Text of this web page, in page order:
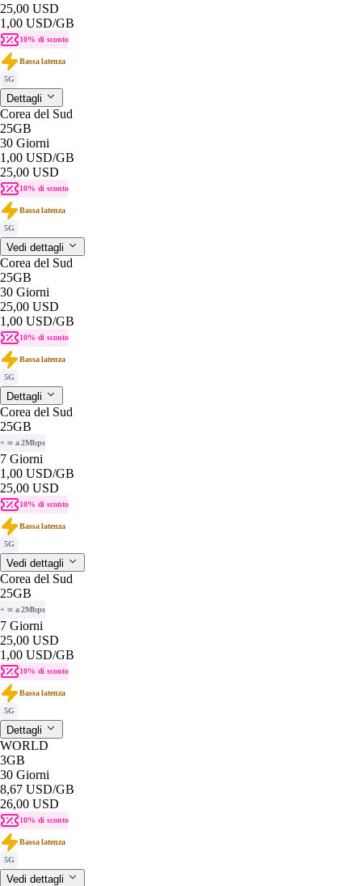
25,00 USD
1,00 USD/GB
10% di sconto
Bassa latenza
5G
Dettagli
Corea del Sud
25GB
30 Giorni
1,00 USD/GB
25,00 USD
10% di sconto
Bassa latenza
5G
Vedi dettagli
Corea del Sud
25GB
30 Giorni
25,00 USD
1,00 USD/GB
10% di sconto
Bassa latenza
5G
Dettagli
Corea del Sud
25GB
+ ∞ a 2Mbps
7 Giorni
1,00 USD/GB
25,00 USD
10% di sconto
Bassa latenza
5G
Vedi dettagli
Corea del Sud
25GB
+ ∞ a 2Mbps
7 Giorni
25,00 USD
1,00 USD/GB
10% di sconto
Bassa latenza
5G
Dettagli
WORLD
3GB
30 Giorni
8,67 USD/GB
26,00 USD
10% di sconto
Bassa latenza
5G
Vedi dettagli